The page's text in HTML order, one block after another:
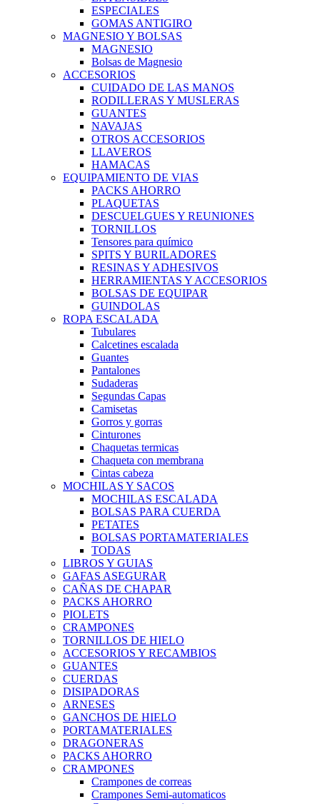
ESPECIALES
GOMAS ANTIGIRO
MAGNESIO Y BOLSAS
MAGNESIO
Bolsas de Magnesio
ACCESORIOS
CUIDADO DE LAS MANOS
RODILLERAS Y MUSLERAS
GUANTES
NAVAJAS
OTROS ACCESORIOS
LLAVEROS
HAMACAS
EQUIPAMIENTO DE VIAS
PACKS AHORRO
PLAQUETAS
DESCUELGUES Y REUNIONES
TORNILLOS
Tensores para químico
SPITS Y BURILADORES
RESINAS Y ADHESIVOS
HERRAMIENTAS Y ACCESORIOS
BOLSAS DE EQUIPAR
GUINDOLAS
ROPA ESCALADA
Tubulares
Calcetines escalada
Guantes
Pantalones
Sudaderas
Segundas Capas
Camisetas
Gorros y gorras
Cinturones
Chaquetas termicas
Chaqueta con membrana
Cintas cabeza
MOCHILAS Y SACOS
MOCHILAS ESCALADA
BOLSAS PARA CUERDA
PETATES
BOLSAS PORTAMATERIALES
TODAS
LIBROS Y GUIAS
GAFAS ASEGURAR
CAÑAS DE CHAPAR
PACKS AHORRO
PIOLETS
CRAMPONES
TORNILLOS DE HIELO
ACCESORIOS Y RECAMBIOS
GUANTES
CUERDAS
DISIPADORAS
ARNESES
GANCHOS DE HIELO
PORTAMATERIALES
DRAGONERAS
PACKS AHORRO
CRAMPONES
Crampones de correas
Crampones Semi-automaticos